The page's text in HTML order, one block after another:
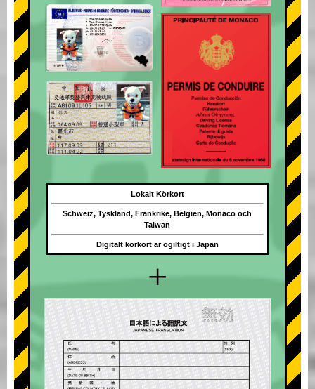
+
Lokalt Körkort
Schweiz, Tyskland, Frankrike, Belgien, Monaco och
Taiwan
Digitalt körkort är ogiltigt i Japan